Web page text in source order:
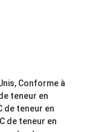
Conforme à
teneur en
de teneur en
de teneur en